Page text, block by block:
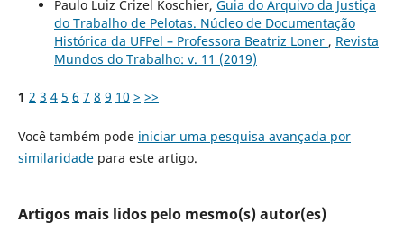
Paulo Luiz Crizel Koschier, Guia do Arquivo da Justiça
do Trabalho de Pelotas. Núcleo de Documentação
Histórica da UFPel – Professora Beatriz Loner , Revista
Mundos do Trabalho: v. 11 (2019)
1 2 3 4 5 6 7 8 9 10 > >>
Você também pode iniciar uma pesquisa avançada por
similaridadepara este artigo.
Artigos mais lidos pelo mesmo(s) autor(es)